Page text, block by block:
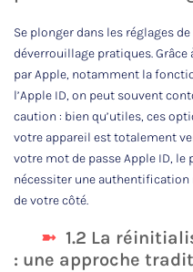
Se plonger dans les réglages
déverrouillage pratiques.
par Apple, notamment la
l’Apple ID, on peut souvent
caution : bien qu’utiles, ces
votre appareil est totalement
votre mot de passe Apple ID,
nécessiter une
de votre côté.
1.2 La
: une approche